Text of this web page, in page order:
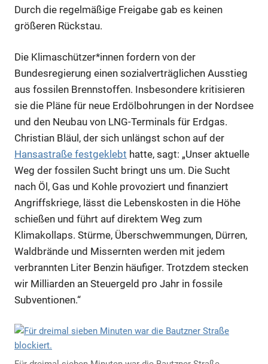
Durch die regelmäßige Freigabe gab es keinen
größeren Rückstau.
Die Klimaschützer*innen fordern von der
Bundesregierung einen sozialverträglichen Ausstieg
aus fossilen Brennstoffen. Insbesondere kritisieren
sie die Pläne für neue Erdölbohrungen in der Nordsee
und den Neubau von LNG-Terminals für Erdgas.
Christian Bläul, der sich unlängst schon auf der
Hansastraße festgeklebt hatte, sagt: „Unser aktuelle
Weg der fossilen Sucht bringt uns um. Die Sucht
nach Öl, Gas und Kohle provoziert und finanziert
Angriffskriege, lässt die Lebenskosten in die Höhe
schießen und führt auf direktem Weg zum
Klimakollaps. Stürme, Überschwemmungen, Dürren,
Waldbrände und Missernten werden mit jedem
verbrannten Liter Benzin häufiger. Trotzdem stecken
wir Milliarden an Steuergeld pro Jahr in fossile
Subventionen.“